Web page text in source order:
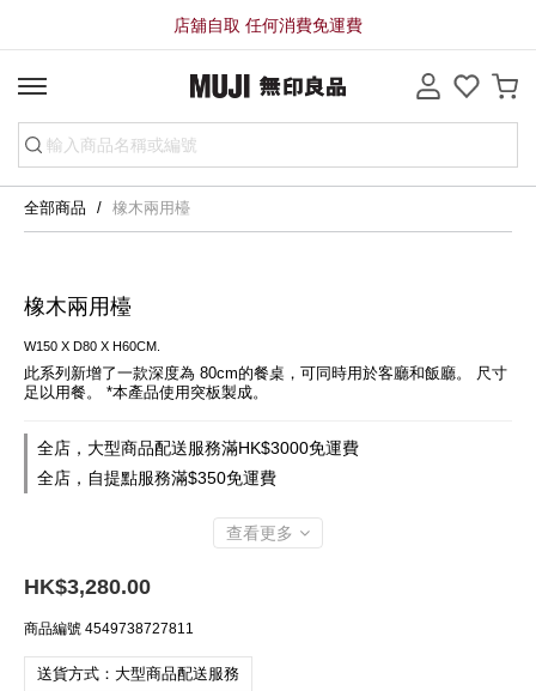
店舖自取 任何消費免運費
全部商品 橡木兩用檯
橡木兩用檯
W150 X D80 X H60CM.
此系列新增了一款深度為 80cm的餐桌，可同時用於客廳和飯廳。 尺寸
足以用餐。 *本產品使用突板製成。
全店，大型商品配送服務滿HK$3000免運費
全店，自提點服務滿$350免運費
查看更多
HK$3,280.00
商品編號 4549738727811
送貨方式：大型商品配送服務